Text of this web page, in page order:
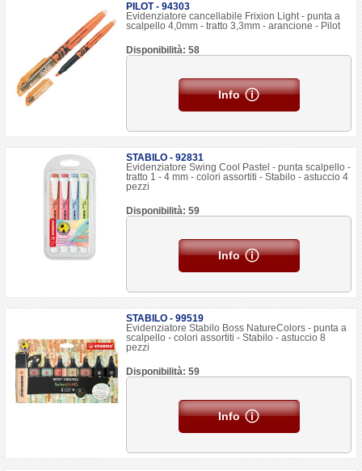
PILOT - 94303
Evidenziatore cancellabile Frixion Light - punta a
scalpello 4,0mm - tratto 3,3mm - arancione - Pilot
Disponibilità: 58
Info
STABILO - 92831
Evidenziatore Swing Cool Pastel - punta scalpello -
tratto 1 - 4 mm - colori assortiti - Stabilo - astuccio 4
pezzi
Disponibilità: 59
Info
STABILO - 99519
Evidenziatore Stabilo Boss NatureColors - punta a
scalpello - colori assortiti - Stabilo - astuccio 8
pezzi
Disponibilità: 59
Info